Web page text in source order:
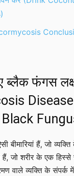
ब्लैक फंगस
Disease
हैं, जो
हैं, जो शरीर के एक
वाले व्यक्ति के संपर्क